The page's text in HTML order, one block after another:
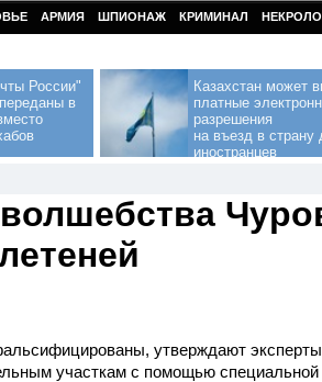
АРМИЯ ШПИОНАЖ КРИМИНАЛ
России"
в
Казахстан может
платные
разрешения
на въезд в страну
иностранцев
утверждают
участкам с помощью специальной